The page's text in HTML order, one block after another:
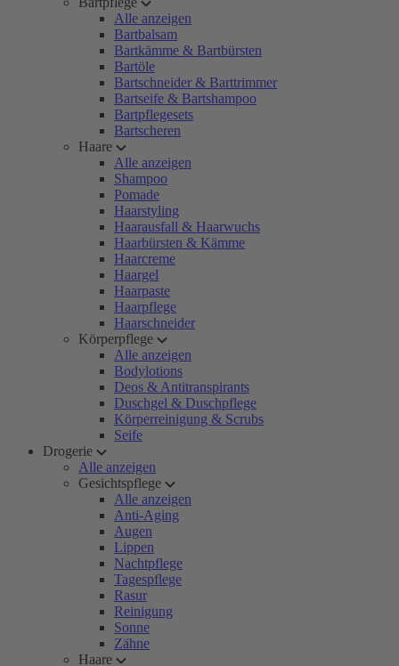
Alle anzeigen
Bartbalsam
Bartkämme & Bartbürsten
Bartöle
Bartschneider & Barttrimmer
Bartseife & Bartshampoo
Bartpflegesets
Bartscheren
Haare
Alle anzeigen
Shampoo
Pomade
Haarstyling
Haarausfall & Haarwuchs
Haarbürsten & Kämme
Haarcreme
Haargel
Haarpaste
Haarpflege
Haarschneider
Körperpflege
Alle anzeigen
Bodylotions
Deos & Antitranspirants
Duschgel & Duschpflege
Körperreinigung & Scrubs
Seife
Drogerie
Alle anzeigen
Gesichtspflege
Alle anzeigen
Anti-Aging
Augen
Lippen
Nachtpflege
Tagespflege
Rasur
Reinigung
Sonne
Zähne
Haare